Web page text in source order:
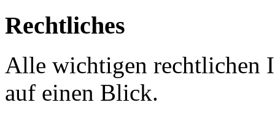
Rechtliches
Alle wichtigen rechtlichen
auf einen Blick.